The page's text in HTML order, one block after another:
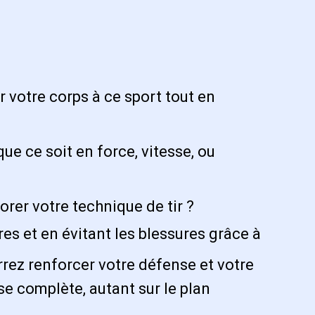
votre corps à ce sport tout en
ce soit en force, vitesse, ou
votre technique de tir ?
et en évitant les blessures grâce à
complète, autant sur le plan
renforcer votre défense et votre